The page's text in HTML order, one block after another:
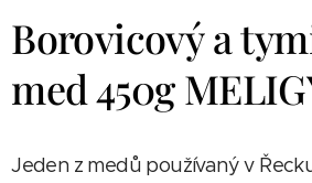
Borovicový a
med 450g
Jeden z medů používaný v